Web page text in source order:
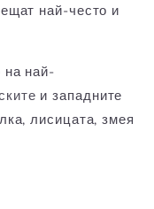
най-често и
на най-
и западните
лисицата, змея